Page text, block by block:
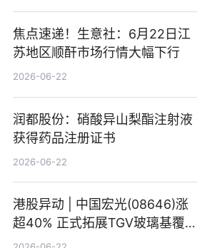
焦点速递！生意社：6月22日江
苏地区顺酐市场行情大幅下行
2026-06-22
润都股份：硝酸异山梨酯注射液
获得药品注册证书
2026-06-22
港股异动 | 中国宏光(08646)涨
超40% 正式拓展TGV玻璃基覆铜
板新材料业务